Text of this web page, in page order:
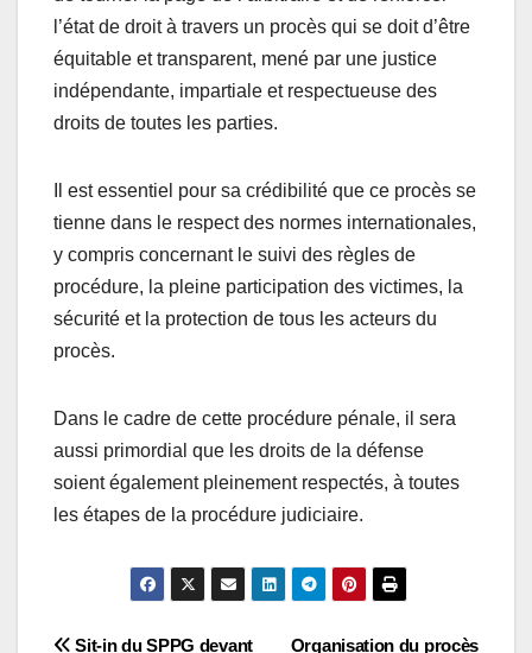
l’état de droit à travers un procès qui se doit d’être
équitable et transparent, mené par une justice
indépendante, impartiale et respectueuse des
droits de toutes les parties.
Il est essentiel pour sa crédibilité que ce procès se
tienne dans le respect des normes internationales,
y compris concernant le suivi des règles de
procédure, la pleine participation des victimes, la
sécurité et la protection de tous les acteurs du
procès.
Dans le cadre de cette procédure pénale, il sera
aussi primordial que les droits de la défense
soient également pleinement respectés, à toutes
les étapes de la procédure judiciaire.
Organisation du procès
Sit-in du SPPG devant